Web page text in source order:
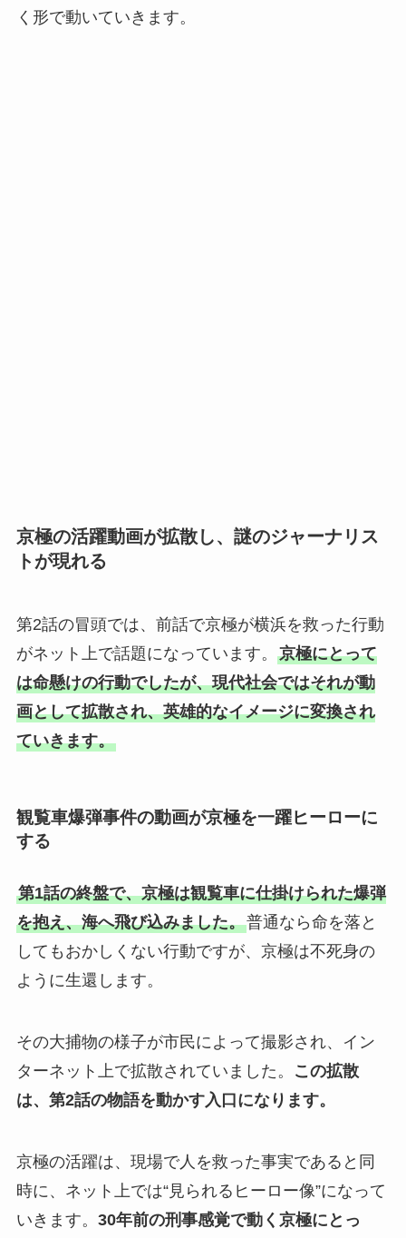
く形で動いていきます。
京極の活躍動画が拡散し、謎のジャーナリス
トが現れる
第2話の冒頭では、前話で京極が横浜を救った行動
がネット上で話題になっています。 京極にとって
は命懸けの行動でしたが、現代社会ではそれが動
画として拡散され、英雄的なイメージに変換され
ていきます。
観覧車爆弾事件の動画が京極を一躍ヒーローに
する
第1話の終盤で、京極は観覧車に仕掛けられた爆弾
を抱え、海へ飛び込みました。普通なら命を落と
してもおかしくない行動ですが、京極は不死身の
ように生還します。
その大捕物の様子が市民によって撮影され、イン
ターネット上で拡散されていました。
この拡散
は、第2話の物語を動かす入口になります。
京極の活躍は、現場で人を救った事実であると同
時に、ネット上では“見られるヒーロー像”になって
いきます。 30年前の刑事感覚で動く京極にとっ